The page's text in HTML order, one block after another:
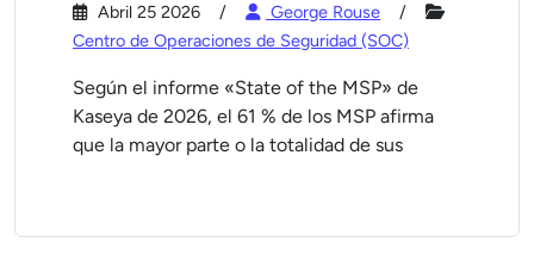
Abril 25 2026
George Rouse
Centro de Operaciones de Seguridad (SOC)
Según el informe «State of the MSP» de
Kaseya de 2026, el 61 % de los MSP afirma
que la mayor parte o la totalidad de sus